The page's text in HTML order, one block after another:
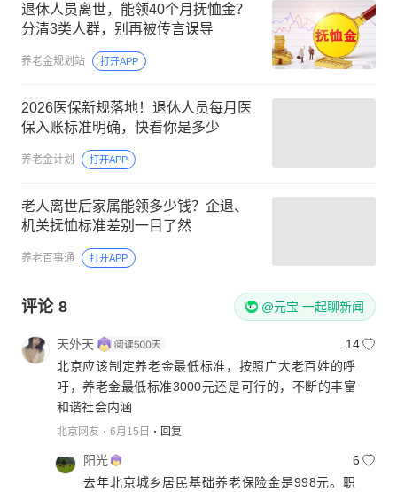
退休人员离世，能领40个月抚恤金？
分清3类人群，别再被传言误导
养老金规划站 打开APP
2026医保新规落地！退休人员每月医
保入账标准明确，快看你是多少
养老金计划 打开APP
老人离世后家属能领多少钱？企退、
机关抚恤标准差别一目了然
养老百事通 打开APP
评论 8 @元宝 一起聊新闻
天外天
14
北京应该制定养老金最低标准，按照广大老百姓的呼
吁，养老金最低标准3000元还是可行的，不断的丰富
和谐社会内涵
北京网友 6月15日 回复
阳光
6
去年北京城乡居民基础养老保险金是998元。职